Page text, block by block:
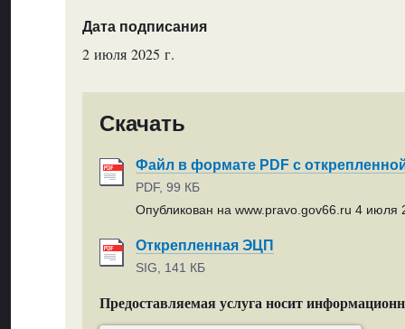
Дата подписания
2 июля 2025 г.
Скачать
Файл в формате PDF с
PDF, 99 КБ
Опубликован на www.pravo.gov66.ru 4 июля
Открепленная ЭЦП
SIG, 141 КБ
Предоставляемая услуга носит